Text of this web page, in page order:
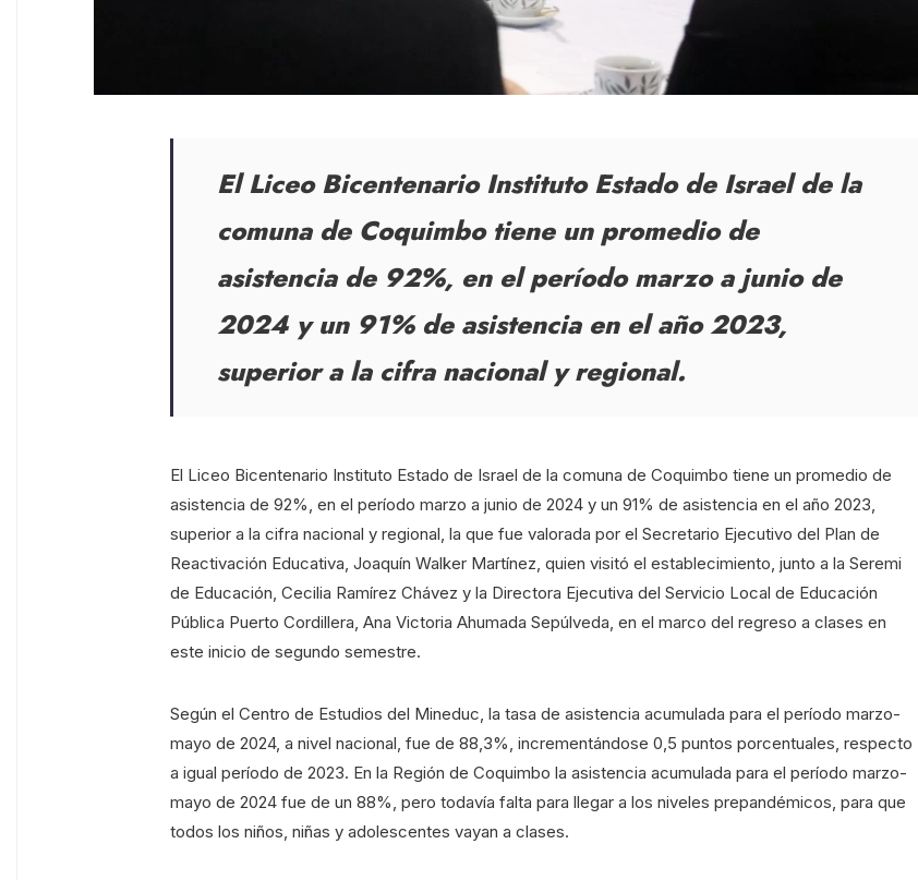
El Liceo Bicentenario Instituto Estado de Israel de la
comuna de Coquimbo tiene un promedio de
asistencia de 92%, en el período marzo a junio de
2024 y un 91% de asistencia en el año 2023,
superior a la cifra nacional y regional.
El Liceo Bicentenario Instituto Estado de Israel de la comuna de Coquimbo tiene un promedio de
asistencia de 92%, en el período marzo a junio de 2024 y un 91% de asistencia en el año 2023,
superior a la cifra nacional y regional, la que fue valorada por el Secretario Ejecutivo del Plan de
Reactivación Educativa, Joaquín Walker Martínez, quien visitó el establecimiento, junto a la Seremi
de Educación, Cecilia Ramírez Chávez y la Directora Ejecutiva del Servicio Local de Educación
Pública Puerto Cordillera, Ana Victoria Ahumada Sepúlveda, en el marco del regreso a clases en
este inicio de segundo semestre.
Según el Centro de Estudios del Mineduc, la tasa de asistencia acumulada para el período marzo-
mayo de 2024, a nivel nacional, fue de 88,3%, incrementándose 0,5 puntos porcentuales, respecto
a igual período de 2023. En la Región de Coquimbo la asistencia acumulada para el período marzo-
mayo de 2024 fue de un 88%, pero todavía falta para llegar a los niveles prepandémicos, para que
todos los niños, niñas y adolescentes vayan a clases.